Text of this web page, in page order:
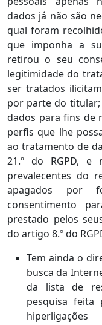
dados já não são
qual foram
que imponha a
retirou o seu
legitimidade do
ser tratados
por parte do
dados para fins de
perfis que lhe
ao tratamento de
21.º do RGPD, e
prevalecentes do
apagados por
consentimento
prestado pelos
do artigo 8.º do
Tem ainda o
busca da
da lista de
pesquisa feita